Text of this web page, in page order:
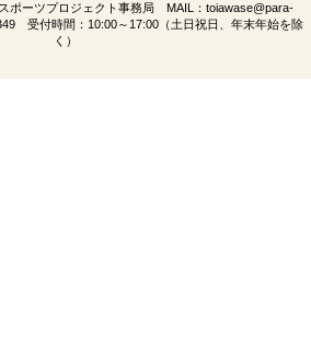
ポーツプロジェクト事務局 MAIL： toiawase@para-
受付時間：10:00～17:00（土日祝日、年末年始を除
く）